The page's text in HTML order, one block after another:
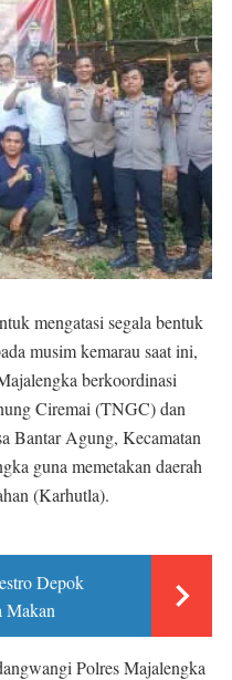
mengatasi segala bentuk
musim kemarau saat ini,
berkoordinasi
Ciremai (TNGC) dan
Bantar Agung, Kecamatan
guna memetakan daerah
(Karhutla).
Depok
Makan
Polres Majalengka